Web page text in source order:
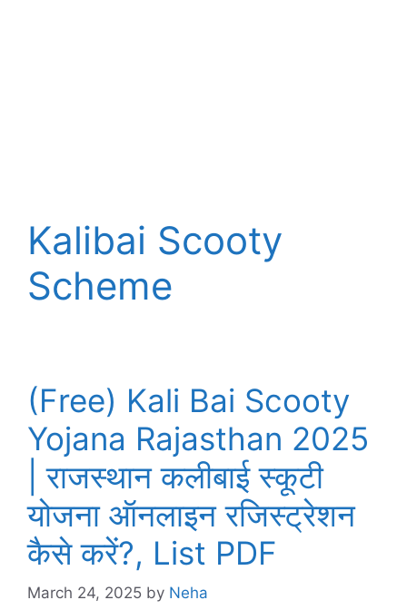
Kalibai Scooty
Scheme
(Free) Kali Bai Scooty
Yojana Rajasthan 2025
| राजस्थान कलीबाई स्कूटी
योजना ऑनलाइन रजिस्ट्रेशन
कैसे करें?, List PDF
March 24, 2025 by Neha